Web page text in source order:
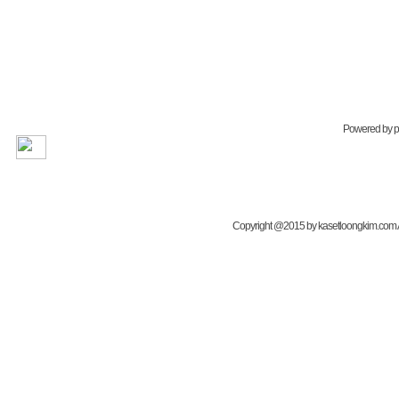
Powered by
Copyright @2015 by kasetloongkim.com